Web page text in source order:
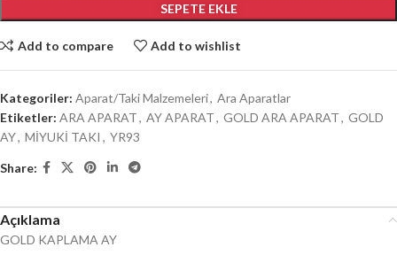
SEPETE EKLE
Add to compare Add to wishlist
Kategoriler: Aparat/Taki Malzemeleri, Ara Aparatlar
Etiketler: ARA APARAT, AY APARAT, GOLD ARA APARAT, GOLD
AY, MİYUKİ TAKI , YR93
Share:
Açıklama
GOLD KAPLAMA AY